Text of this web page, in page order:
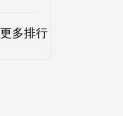
更多排行